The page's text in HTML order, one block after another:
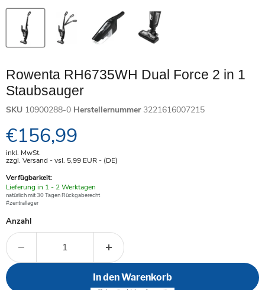
Rowenta RH6735WH Dual Force 2 in 1
Staubsauger
SKU 10900288-0 Herstellernummer 3221616007215
Aktueller Preis
€156,99
inkl. MwSt.
zzgl. Versand - vsl. 5,99 EUR- (DE)
Verfügbarkeit:
Verfügbar
-
Lieferung in 1 - 2 Werktagen
natürlich mit 30 Tagen Rückgaberecht
#zentrallager
Anzahl
In den Warenkorb